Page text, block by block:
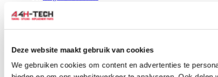
Deze website maakt gebruik van cookies
We gebruiken cookies om content en advertenties te
Wiellagers & Naven
0 producten beschikbaar
Wielen & Toebehoren
0producten beschikbaar
Spoorverbreders
producten beschikbaar